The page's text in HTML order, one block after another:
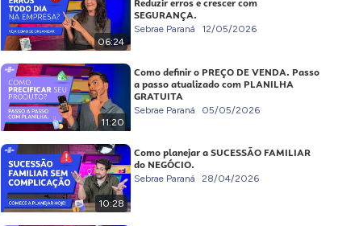
06:24
Reduzir erros e crescer com
SEGURANÇA.
Sebrae Paraná 12/05/2026
11:20
Como definir o PREÇO DE VENDA. Passo
a passo atualizado com PLANILHA
GRATUITA
Sebrae Paraná 05/05/2026
10:28
Como planejar a SUCESSÃO FAMILIAR
do NEGÓCIO.
Sebrae Paraná 28/04/2026